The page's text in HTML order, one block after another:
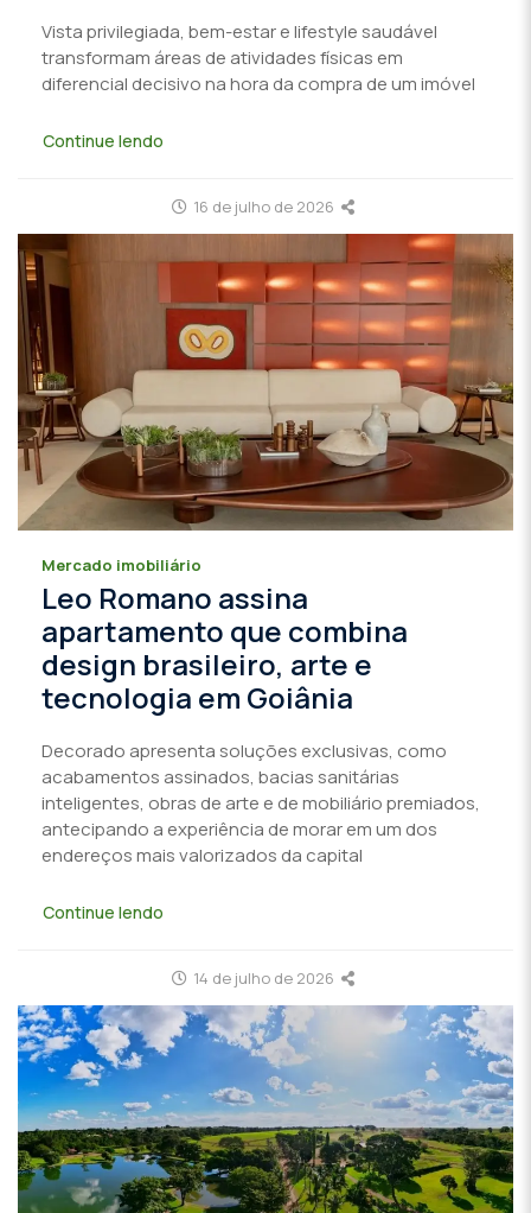
Vista privilegiada, bem-estar e lifestyle saudável
transformam áreas de atividades físicas em
diferencial decisivo na hora da compra de um imóvel
Continue lendo
16 de julho de 2026
Mercado imobiliário
Leo Romano assina
apartamento que combina
design brasileiro, arte e
tecnologia em Goiânia
Decorado apresenta soluções exclusivas, como
acabamentos assinados, bacias sanitárias
inteligentes, obras de arte e de mobiliário premiados,
antecipando a experiência de morar em um dos
endereços mais valorizados da capital
Continue lendo
14 de julho de 2026